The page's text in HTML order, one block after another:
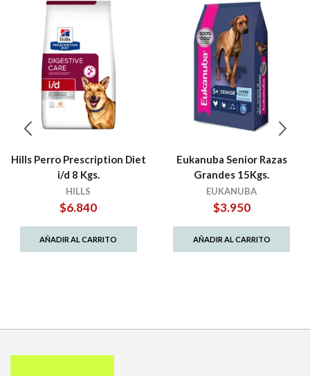
Hills Perro Prescription Diet
i/d 8 Kgs.
HILLS
$6.840
AÑADIR AL CARRITO
Eukanuba Senior Razas
Grandes 15Kgs.
EUKANUBA
$3.950
AÑADIR AL CARRITO